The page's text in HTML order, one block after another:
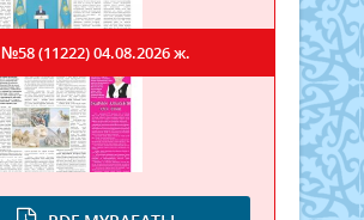
№58 (11222)04.08.2026 ж.